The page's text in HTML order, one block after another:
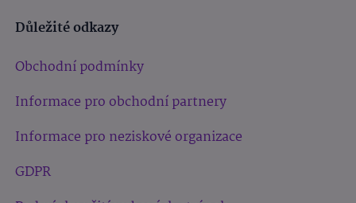
Důležité odkazy
Obchodní podmínky
Informace pro obchodní partnery
Informace pro neziskové organizace
GDPR